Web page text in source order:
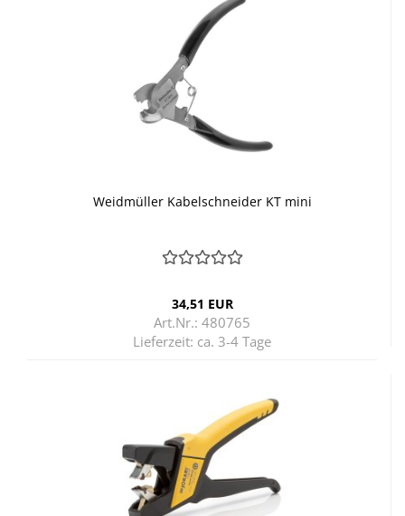
Weid­mül­ler Ka­bel­schnei­der KT mini
34,51 EUR
Art.Nr.: 480765
Lieferzeit: ca. 3-4 Tage